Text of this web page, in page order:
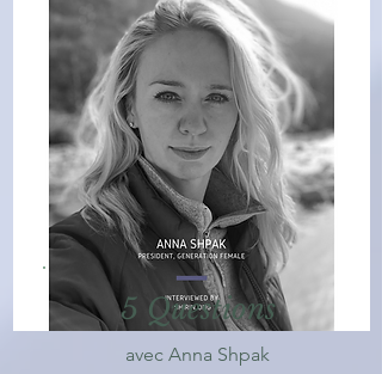
5 Questions
avec Anna Shpak